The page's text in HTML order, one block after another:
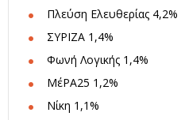
Πλεύση Ελευθερίας 4,2%
ΣΥΡΙΖΑ 1,4%
Φωνή Λογικής 1,4%
ΜέΡΑ25 1,2%
Νίκη 1,1%